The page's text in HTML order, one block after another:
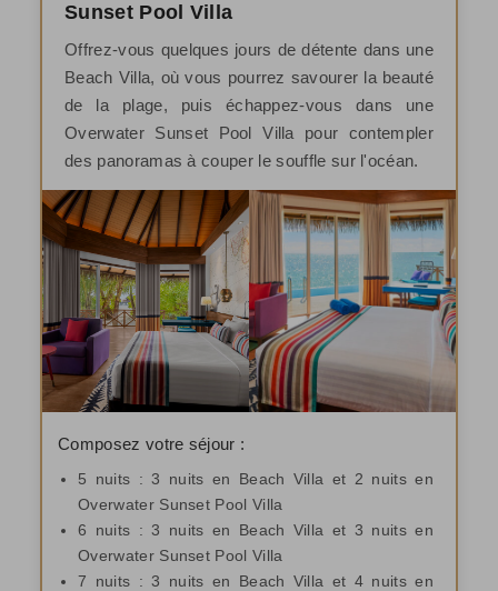
Sunset Pool Villa
Offrez-vous quelques jours de détente dans une
Beach Villa, où vous pourrez savourer la beauté
de la plage, puis échappez-vous dans une
Overwater Sunset Pool Villa pour contempler
des panoramas à couper le souffle sur l'océan.
Composez votre séjour :
5 nuits : 3 nuits en Beach Villa et 2 nuits en
Overwater Sunset Pool Villa
6 nuits : 3 nuits en Beach Villa et 3 nuits en
Overwater Sunset Pool Villa
7 nuits : 3 nuits en Beach Villa et 4 nuits en